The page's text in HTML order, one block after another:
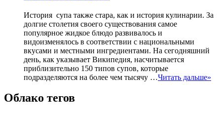
История супа также стара, как и история кулинарии. За
долгие столетия своего существования самое
популярное жидкое блюдо развивалось и
видоизменялось в соответствии с национальными
вкусами и местными ингредиентами. На сегодняшний
день, как указывает Википедия, насчитывается
приблизительно 150 типов супов, которые
подразделяются на более чем тысячу …Читать дальше»
Облако тегов